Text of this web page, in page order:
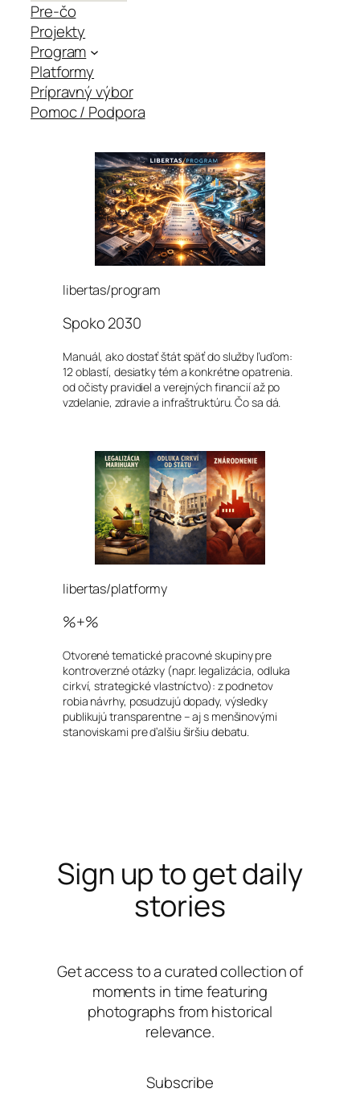
Pre-čo
Projekty
Program
Platformy
Prípravný výbor
Pomoc / Podpora
libertas/program
Spoko 2030
Manuál, ako dostať štát späť do služby ľuďom:
12 oblastí, desiatky tém a konkrétne opatrenia.
od očisty pravidiel a verejných financií až po
vzdelanie, zdravie a infraštruktúru. Čo sa dá.
libertas/platformy
%+%
Otvorené tematické pracovné skupiny pre
kontroverzné otázky (napr. legalizácia, odluka
cirkví, strategické vlastníctvo): z podnetov
robia návrhy, posudzujú dopady, výsledky
publikujú transparentne – aj s menšinovými
stanoviskami pre ďalšiu širšiu debatu.
Sign up to get daily
stories
Get access to a curated collection of
moments in time featuring
photographs from historical
relevance.
Subscribe